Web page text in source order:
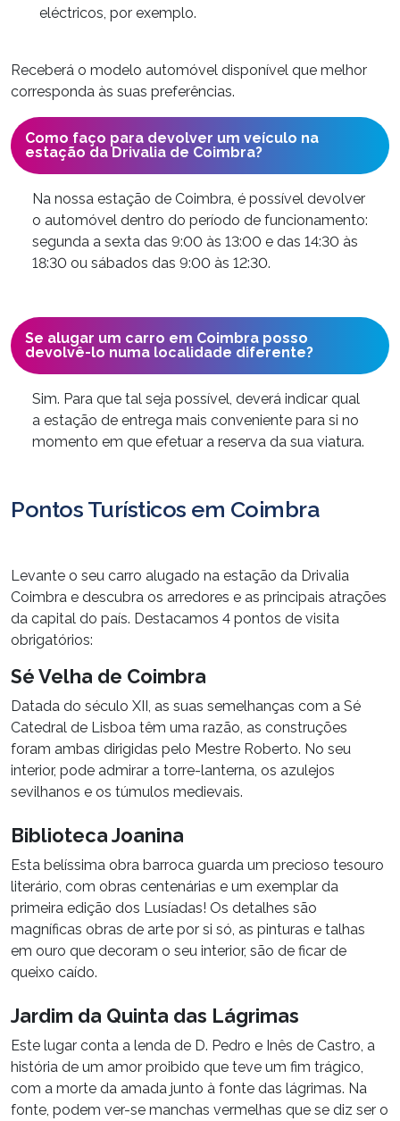
eléctricos, por exemplo.
Receberá o modelo automóvel disponível que melhor
corresponda às suas preferências.
Como faço para devolver um veículo na
estação da Drivalia de Coimbra?
Na nossa estação de Coimbra, é possível devolver
o automóvel dentro do período de funcionamento:
segunda a sexta das 9:00 às 13:00 e das 14:30 às
18:30 ou sábados das 9:00 às 12:30.
Se alugar um carro em Coimbra posso
devolvê-lo numa localidade diferente?
Sim. Para que tal seja possível, deverá indicar qual
a estação de entrega mais conveniente para si no
momento em que efetuar a reserva da sua viatura.
Pontos Turísticos em Coimbra
Levante o seu carro alugado na estação da Drivalia
Coimbra e descubra os arredores e as principais atrações
da capital do país. Destacamos 4 pontos de visita
obrigatórios:
Sé Velha de Coimbra
Datada do século XII, as suas semelhanças com a Sé
Catedral de Lisboa têm uma razão, as construções
foram ambas dirigidas pelo Mestre Roberto. No seu
interior, pode admirar a torre-lanterna, os azulejos
sevilhanos e os túmulos medievais.
Biblioteca Joanina
Esta belíssima obra barroca guarda um precioso tesouro
literário, com obras centenárias e um exemplar da
primeira edição dos Lusíadas! Os detalhes são
magníficas obras de arte por si só, as pinturas e talhas
em ouro que decoram o seu interior, são de ficar de
queixo caído.
Jardim da Quinta das Lágrimas
Este lugar conta a lenda de D. Pedro e Inês de Castro, a
história de um amor proibido que teve um fim trágico,
com a morte da amada junto à fonte das lágrimas. Na
fonte, podem ver-se manchas vermelhas que se diz ser o